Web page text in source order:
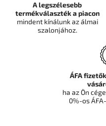
A legszélesebb
termékválaszték a piacon
mindent kínálunk az álmai
szalonjához.
ÁFA
ha az Ön
0%-os